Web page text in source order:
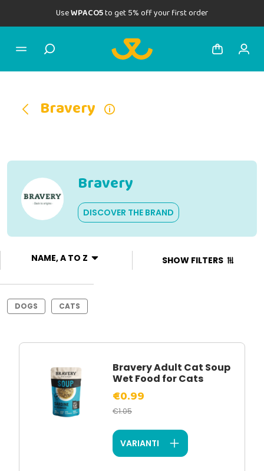
UseWPACO5to get 5% off your first order
Bravery
Bravery
DISCOVER THE BRAND
NAME, A TO Z SHOW FILTERS
DOGS CATS
Bravery Adult Cat Soup
Wet Food for Cats
€0.99
€1.05
VARIANTI